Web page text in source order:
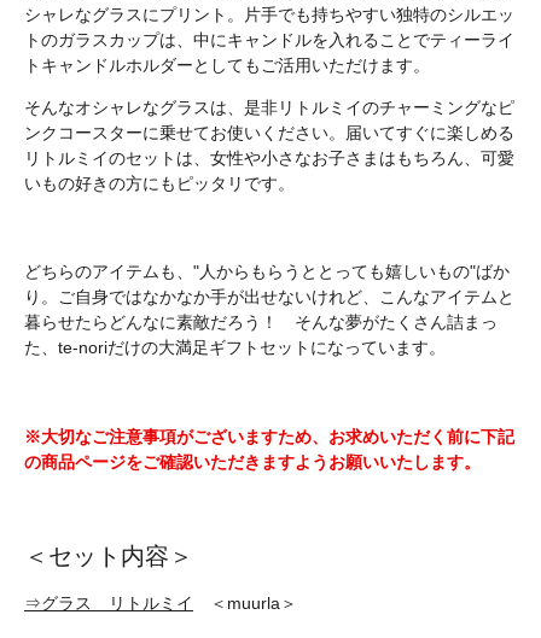
シャレなグラスにプリント。片手でも持ちやすい独特のシルエッ
トのガラスカップは、中にキャンドルを入れることでティーライ
トキャンドルホルダーとしてもご活用いただけます。
そんなオシャレなグラスは、是非リトルミイのチャーミングなピ
ンクコースターに乗せてお使いください。届いてすぐに楽しめる
リトルミイのセットは、女性や小さなお子さまはもちろん、可愛
いもの好きの方にもピッタリです。
どちらのアイテムも、"人からもらうととっても嬉しいもの"ばか
り。ご自身ではなかなか手が出せないけれど、こんなアイテムと
暮らせたらどんなに素敵だろう！ そんな夢がたくさん詰まっ
た、te-noriだけの大満足ギフトセットになっています。
※大切なご注意事項がございますため、お求めいただく前に下記
の商品ページをご確認いただきますようお願いいたします。
＜セット内容＞
⇒グラス リトルミイ ＜muurla＞